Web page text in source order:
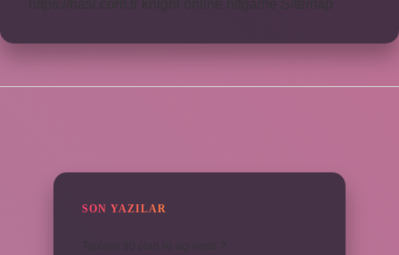
SON YAZILAR